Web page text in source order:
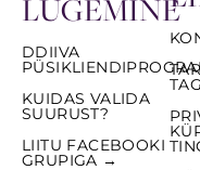
LUGEMINE
DDIIVA
KUIDAS VALIDA
SUURUST?
LIITU FACEBOOKI
GRUPIGA →